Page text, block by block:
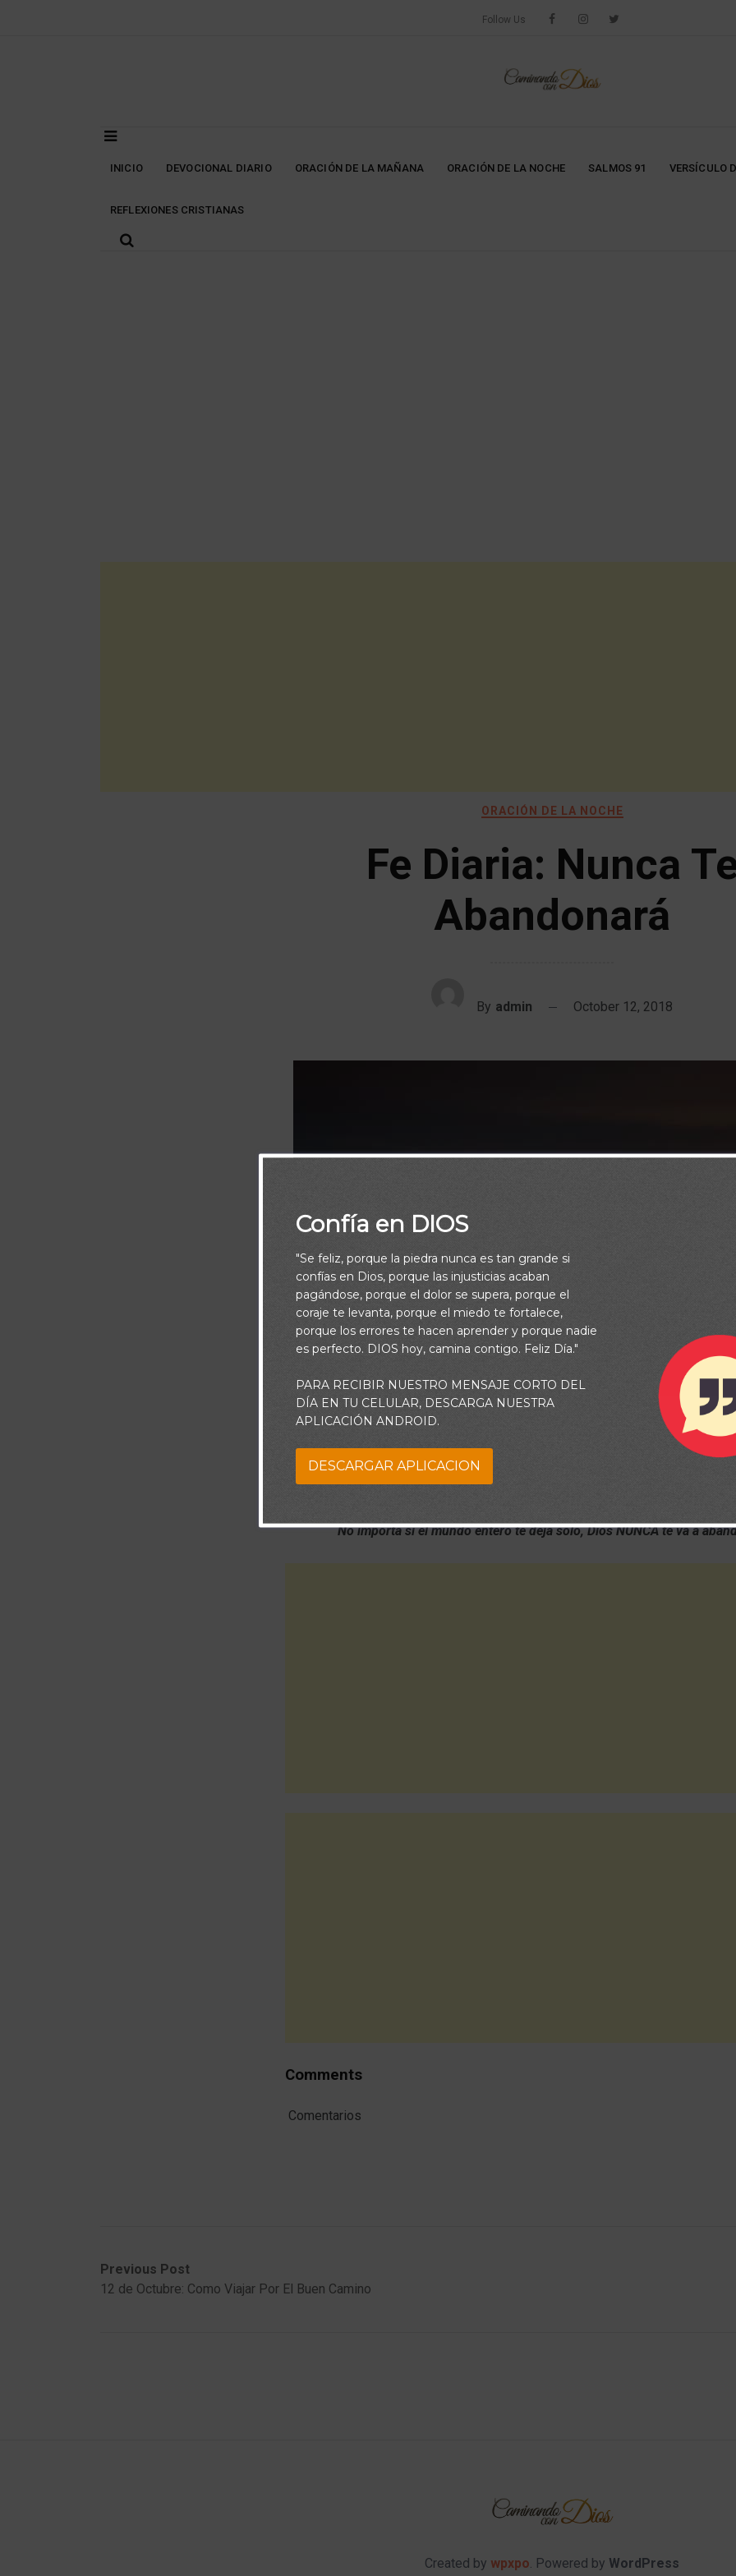
Follow Us
INICIO DEVOCIONAL DIARIO ORACIÓN DE LA MAÑANA ORACIÓN DE LA NOCHE SALMOS 91 VERSÍCULO
REFLEXIONES CRISTIANAS
ORACIÓN DE LA NOCHE
Fe Diaria: Nunca
Abandonará
By admin October 12, 2018
No importa si el mundo entero te deja solo, Dios NUNCA te va a
Comments
Comentarios
Previous Post
12 de Octubre: Como Viajar Por El Buen Camino
Created by wpxpo. Powered by WordPress
Confía en DIOS
"Se feliz, porque la piedra nunca es tan grande si
confías en Dios, porque las injusticias acaban
pagándose, porque el dolor se supera, porque el
coraje te levanta, porque el miedo te fortalece,
porque los errores te hacen aprender y porque nadie
es perfecto. DIOS hoy, camina contigo. Feliz Día."
PARA RECIBIR NUESTRO MENSAJE CORTO DEL
DÍA EN TU CELULAR, DESCARGA NUESTRA
APLICACIÓN ANDROID.
DESCARGAR APLICACION